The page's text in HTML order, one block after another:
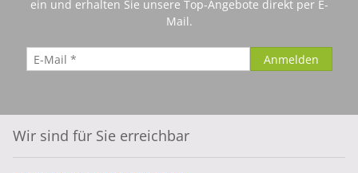
ein und erhalten Sie unsere Top-Angebote direkt per E-
Mail.
Wir sind für Sie erreichbar